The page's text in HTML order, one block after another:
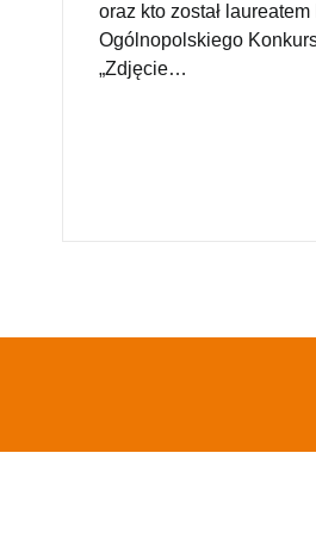
oraz kto został
Ogólnopolskiego
„Zdjęcie…